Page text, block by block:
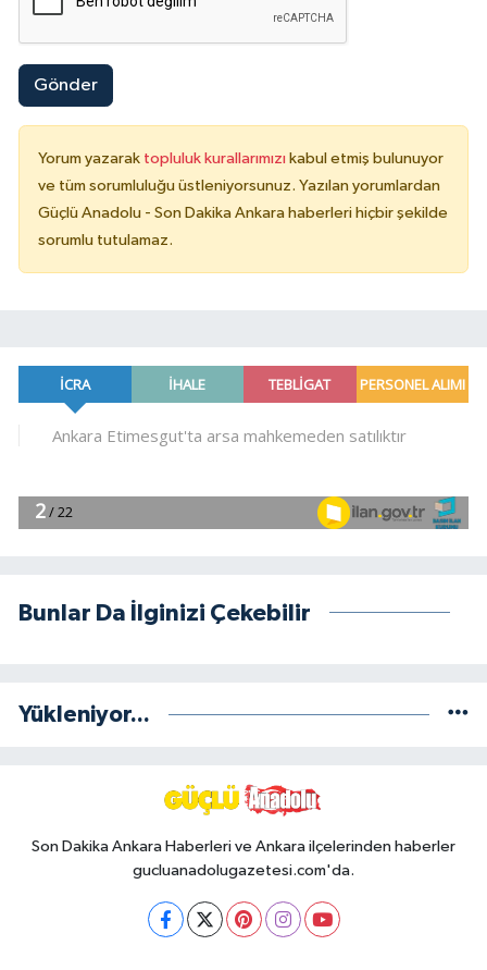
Gönder
Yorum yazarak topluluk kurallarımızı kabul etmiş bulunuyor
ve tüm sorumluluğu üstleniyorsunuz. Yazılan yorumlardan
Güçlü Anadolu - Son Dakika Ankara haberleri hiçbir şekilde
sorumlu tutulamaz.
Bunlar Da İlginizi Çekebilir
Yükleniyor...
Son Dakika Ankara Haberleri ve Ankara ilçelerinden haberler
gucluanadolugazetesi.com'da.